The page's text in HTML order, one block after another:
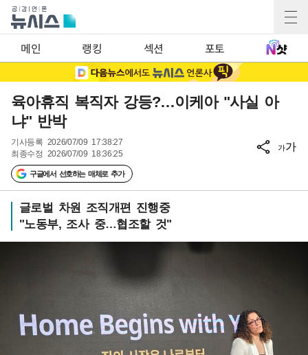
메인 랭킹 섹션 포토
육아휴직 복직자 강등?…이케아 "사실 아
냐" 반박
기사등록 2026/07/09 17:38:27
최종수정 2026/07/09 18:36:25
구글에서 선호하는 매체로 추가
가가
글로벌 차원 조직개편 진행중
"노동부, 조사 중…협조할 것"